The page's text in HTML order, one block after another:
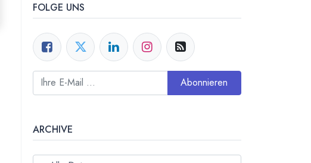
FOLGE UNS
Abonnieren
ARCHIVE